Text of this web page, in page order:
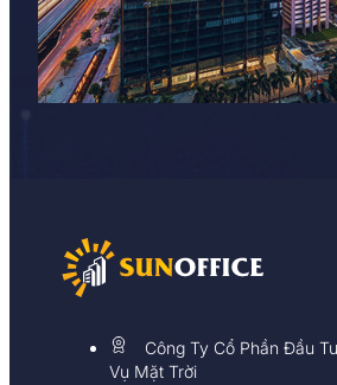
Công Ty Cổ Phần Đầu
Vụ Mặt Trời